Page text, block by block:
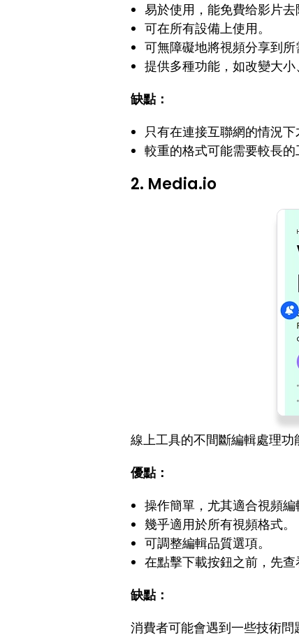
易於使用，能免費给影片去
可在所有設備上使用。
可無障礙地將視頻分享到所
提供多種功能，如改變大小
缺點：
只有在連接互聯網的情況下
較重的格式可能需要較長的
2. Media.io
線上工具的不間斷編輯處理
優點：
操作簡單，尤其適合視頻編
幾乎適用於所有視頻格式。
可調整編輯品質選項。
在點擊下載按鈕之前，先查
缺點：
消費者可能會遇到一些技術問